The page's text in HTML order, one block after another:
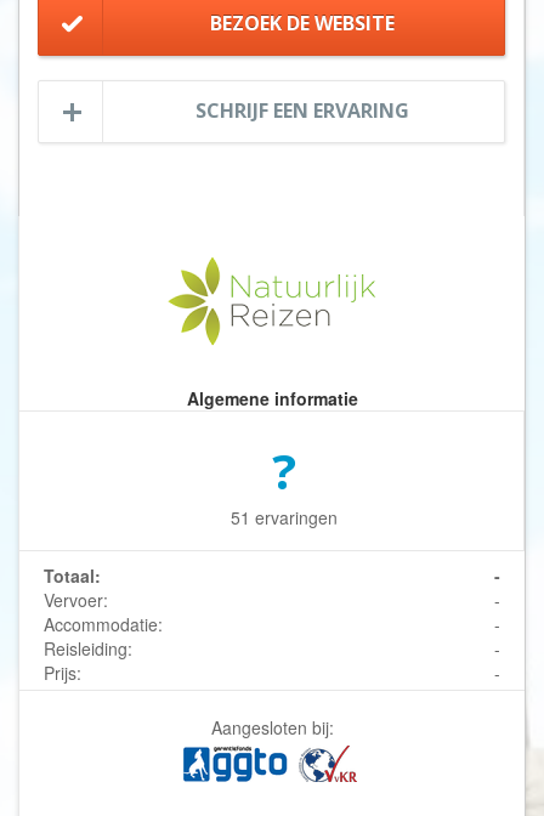
BEZOEK DE WEBSITE
SCHRIJF EEN ERVARING
Algemene informatie
?
51 ervaringen
Totaal:
-
Vervoer:
-
Accommodatie:
-
Reisleiding:
-
Prijs:
-
Aangesloten bij: